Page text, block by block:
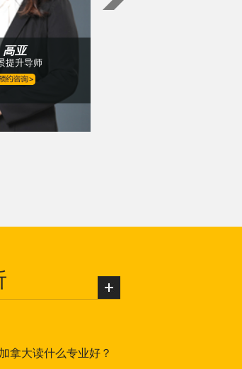
高亚
提升导师
拿大读什么专业好？